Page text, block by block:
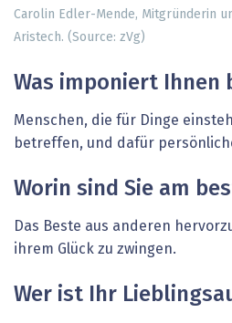
Carolin Edler-Mende, Mitgründerin
Aristech. (Source: zVg)
Was imponiert Ihnen
Menschen, die für Dinge
betreffen, und dafür
Worin sind Sie am
Das Beste aus anderen
ihrem Glück zu zwingen.
Wer ist Ihr